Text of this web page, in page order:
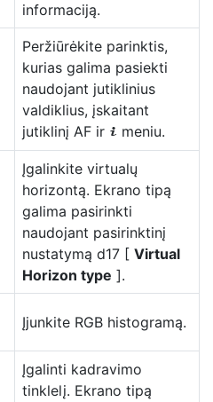
informaciją.
Peržiūrėkite parinktis,
kurias galima pasiekti
naudojant jutiklinius
valdiklius, įskaitant
jutiklinį AF ir i meniu.
Įgalinkite virtualų
horizontą. Ekrano tipą
galima pasirinkti
naudojant pasirinktinį
nustatymą d17 [ Virtual
Horizon type ].
Įjunkite RGB histogramą.
Įgalinti kadravimo
tinklelį. Ekrano tipą